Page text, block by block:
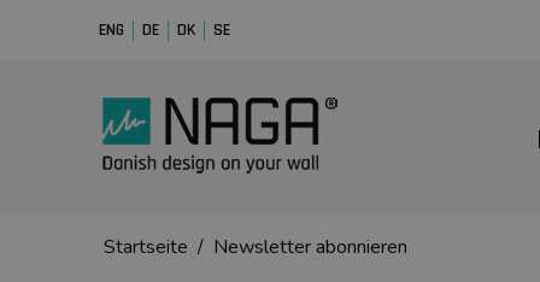
ENG DE DK SE
Startseite / Newsletter abonnieren